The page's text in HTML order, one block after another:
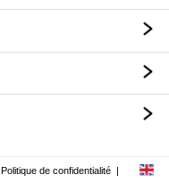
Politique de confidentialité |